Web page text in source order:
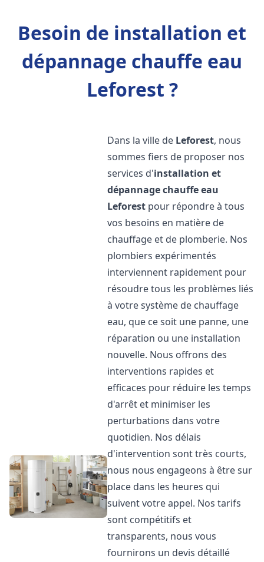
Besoin de installation et
dépannage chauffe eau
Leforest ?
Dans la ville de Leforest, nous
sommes fiers de proposer nos
services d'installation et
dépannage chauffe eau
Leforest pour répondre à tous
vos besoins en matière de
chauffage et de plomberie. Nos
plombiers expérimentés
interviennent rapidement pour
résoudre tous les problèmes liés
à votre système de chauffage
eau, que ce soit une panne, une
réparation ou une installation
nouvelle. Nous offrons des
interventions rapides et
efficaces pour réduire les temps
d'arrêt et minimiser les
perturbations dans votre
quotidien. Nos délais
d'intervention sont très courts,
nous nous engageons à être sur
place dans les heures qui
suivent votre appel. Nos tarifs
sont compétitifs et
transparents, nous vous
fournirons un devis détaillé